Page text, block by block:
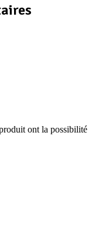
ont la possibilité